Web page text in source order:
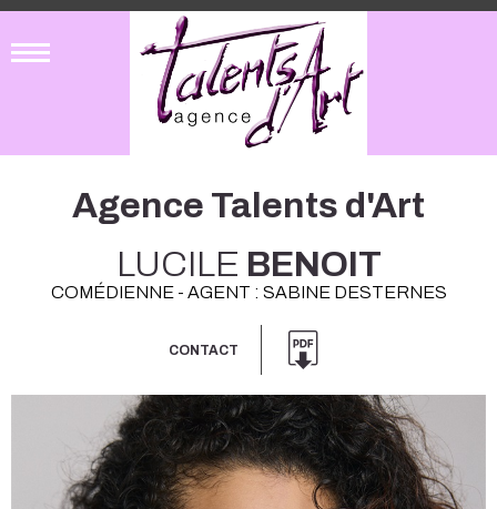
Agence Talents d'Art
LUCILE BENOIT
COMÉDIENNE - AGENT : SABINE DESTERNES
CONTACT